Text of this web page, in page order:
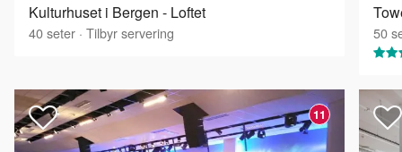
Kulturhuset i Bergen - Loftet
40seter · Tilbyr servering 50
11